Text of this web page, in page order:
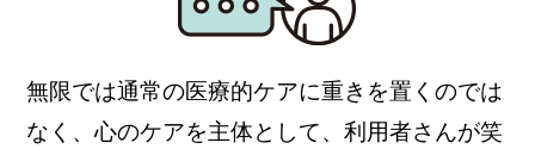
無限では通常の医療的ケアに重きを置くのでは
なく、心のケアを主体として、利用者さんが笑